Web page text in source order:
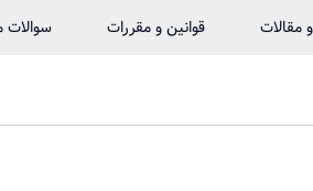
مقالات قوانین و مقررات سوالات